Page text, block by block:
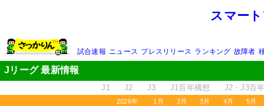
スマー
試合速報 ニュース プレスリリース ランキング 故障者
Jリーグ 最新情報
J1 J2 J3 J1百年構想 J2・J3百
2026年 1月 2月 3月 4月 5月